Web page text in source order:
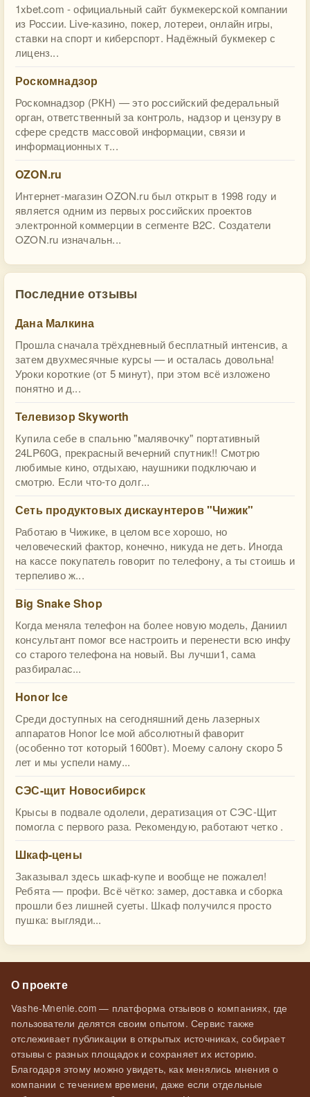
1xbet.com - официальный сайт букмекерской компании
из России. Live-казино, покер, лотереи, онлайн игры,
ставки на спорт и киберспорт. Надёжный букмекер с
лиценз...
Роскомнадзор
Роскомнадзор (РКН) — это российский федеральный
орган, ответственный за контроль, надзор и цензуру в
сфере средств массовой информации, связи и
информационных т...
OZON.ru
Интернет-магазин OZON.ru был открыт в 1998 году и
является одним из первых российских проектов
электронной коммерции в сегменте В2С. Создатели
OZON.ru изначальн...
Последние отзывы
Дана Малкина
Прошла сначала трёхдневный бесплатный интенсив, а
затем двухмесячные курсы — и осталась довольна!
Уроки короткие (от 5 минут), при этом всё изложено
понятно и д...
Телевизор Skyworth
Купила себе в спальню "малявочку" портативный
24LP60G, прекрасный вечерний спутник!! Смотрю
любимые кино, отдыхаю, наушники подключаю и
смотрю. Если что-то долг...
Сеть продуктовых дискаунтеров "Чижик"
Работаю в Чижике, в целом все хорошо, но
человеческий фактор, конечно, никуда не деть. Иногда
на кассе покупатель говорит по телефону, а ты стоишь и
терпеливо ж...
Big Snake Shop
Когда меняла телефон на более новую модель, Даниил
консультант помог все настроить и перенести всю инфу
со старого телефона на новый. Вы лучши1, сама
разбиралас...
Honor Ice
Среди доступных на сегодняшний день лазерных
аппаратов Honor Ice мой абсолютный фаворит
(особенно тот который 1600вт). Моему салону скоро 5
лет и мы успели наму...
СЭС-щит Новосибирск
Крысы в подвале одолели, дератизация от СЭС-Щит
помогла с первого раза. Рекомендую, работают четко .
Шкаф-цены
Заказывал здесь шкаф-купе и вообще не пожалел!
Ребята — профи. Всё чётко: замер, доставка и сборка
прошли без лишней суеты. Шкаф получился просто
пушка: выгляди...
О проекте
Vashe-Mnenie.com — платформа отзывов о компаниях, где
пользователи делятся своим опытом. Сервис также
отслеживает публикации в открытых источниках, собирает
отзывы с разных площадок и сохраняет их историю.
Благодаря этому можно увидеть, как менялись мнения о
компании с течением времени, даже если отдельные